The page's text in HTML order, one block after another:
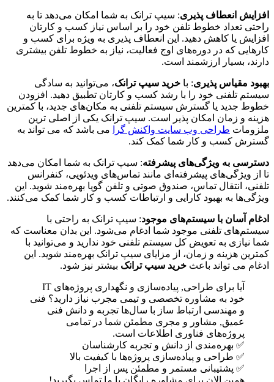
افزایش انعطاف پذیری: سیپ ترانک به شما امکان می‌دهد تا به
راحتی تعداد خطوط تلفن خود را بر اساس نیاز کسب و کارتان
افزایش یا کاهش دهید. این انعطاف پذیری به ویژه برای کسب و
کارهایی که در دوره‌های اوج فعالیت، نیاز به خطوط تلفن بیشتری
دارند، بسیار ارزشمند است.
بهبود مقیاس پذیری: با خرید سیپ ترانک، می‌توانید به سادگی
سیستم تلفنی خود را با رشد کسب و کارتان تطبیق دهید. افزودن
خطوط جدید یا گسترش سیستم تلفنی به مکان‌های جدید، با کمترین
هزینه و زمان امکان پذیر است. سیپ ترانک یکی از اصلی ترین
ملزومات طراحی وب سایت واکنش گرا
می باشد که می تواند به
گسترش کسب و کار شما کمک کند.
دسترسی به ویژگی‌های پیشرفته: سیپ ترانک به شما امکان می‌دهد
تا از ویژگی‌های پیشرفته‌ای مانند تماس‌های ویدئویی، کنفرانس
تلفنی، انتقال تماس، صندوق صوتی و تلفن گویا بهره‌مند شوید. این
ویژگی‌ها به بهبود کارایی و ارتباطات کسب و کار شما کمک می‌کنند.
ادغام آسان با سیستم‌های موجود: سیپ ترانک به راحتی با
سیستم‌های تلفنی موجود شما ادغام می‌شود. این بدان معناست که
شما نیازی به تعویض کل سیستم تلفنی خود ندارید و می‌توانید با
کمترین هزینه و زمان، از مزایای سیپ ترانک بهره‌مند شوید. این
ادغام می تواند باعث خرید سیپ ترانک بیشتر نیز شود.
آیا برای طراحی, پیاده‌سازی و نگهداری پروژه‌های IT
خود به مشاوره تخصصی و تیمی مجرب نیاز دارید؟ فنی
و مهندسی ارتباط ساز با سال‌ها تجربه و دانش فنی
عمیق, مشاور و مجری مطمئن شما در تمامی
پروژه‌های فناوری اطلاعات است.
✅ بهره‌مندی از دانش و تجربه کارشناسان
✅ طراحی و پیاده‌سازی پروژه‌ها با کیفیت بالا
✅ پشتیبانی مستمر و مطمئن پس از اجرا
همین الان برای مشاوره رایگان با ما تماس بگیرید!